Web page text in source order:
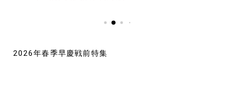
2026年春季早慶戦前特集